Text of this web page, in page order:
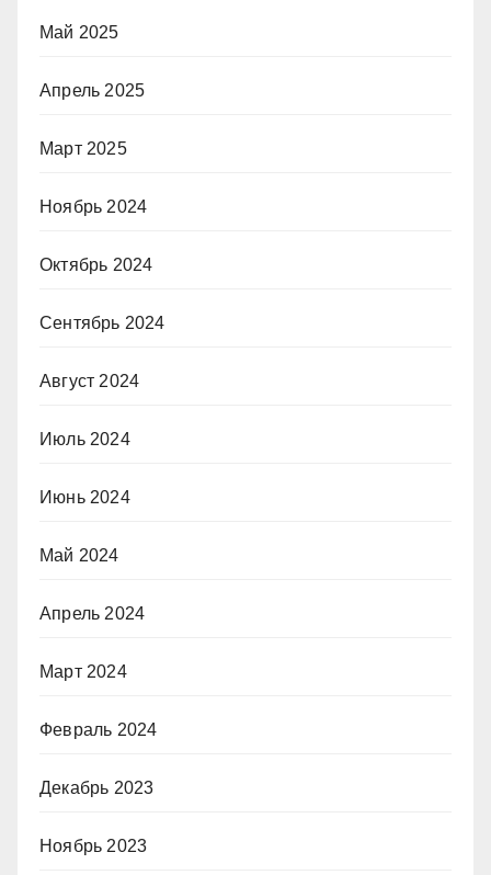
Май 2025
Апрель 2025
Март 2025
Ноябрь 2024
Октябрь 2024
Сентябрь 2024
Август 2024
Июль 2024
Июнь 2024
Май 2024
Апрель 2024
Март 2024
Февраль 2024
Декабрь 2023
Ноябрь 2023